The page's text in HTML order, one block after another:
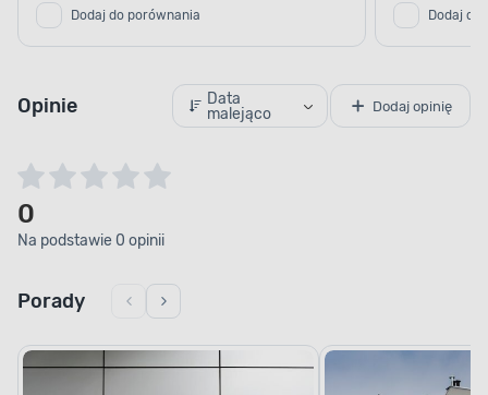
Dodaj do porównania Dodaj do
Opinie
Data
malejąco
Dodaj opinię
0
Na podstawie 0 opinii
Porady